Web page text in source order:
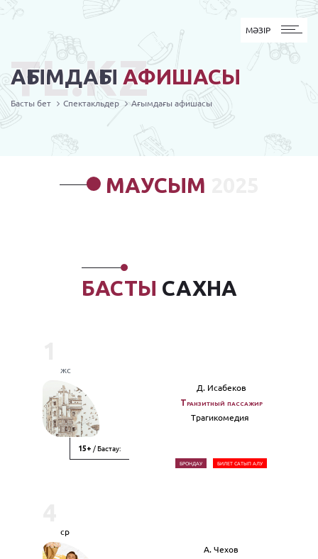
MӘЗІР
МӘЗІР
АҒЫМДАҒЫ АФИШАСЫ
TL.KZ
Басты бет Спектакльдер Ағымдағы афишасы
МАУСЫМ
БАСТЫ САХНА
жс
15+ / Бастау:
Д. Исабеков
Транзитный пассажир
Трагикомедия
БРОНДАУ БИЛЕТ САТЫП АЛУ
ср
А. Чехов